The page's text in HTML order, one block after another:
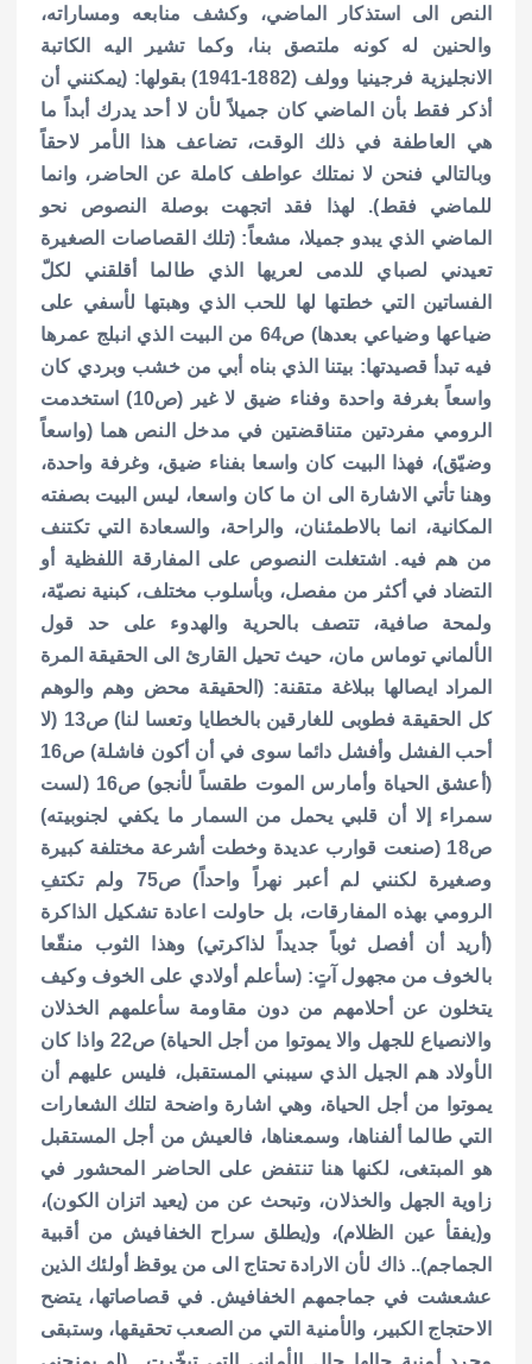
النص الى استذكار الماضي، وكشف منابعه ومساراته،
والحنين له كونه ملتصق بنا، وكما تشير اليه الكاتبة
الانجليزية فرجينيا وولف (1882-1941) بقولها: (يمكنني أن
أذكر فقط بأن الماضي كان جميلاً لأن لا أحد يدرك أبداً ما
هي العاطفة في ذلك الوقت، تضاعف هذا الأمر لاحقاً
وبالتالي فنحن لا نمتلك عواطف كاملة عن الحاضر، وانما
للماضي فقط). لهذا فقد اتجهت بوصلة النصوص نحو
الماضي الذي يبدو جميلا، مشعاً: (تلك القصاصات الصغيرة
تعيدني لصباي للدمى لعريها الذي طالما أقلقني لكلّ
الفساتين التي خطتها لها للحب الذي وهبتها لأسفي على
ضياعها وضياعي بعدها) ص64 من البيت الذي انبلج عمرها
فيه تبدأ قصيدتها: بيتنا الذي بناه أبي من خشب وبردي كان
واسعاً بغرفة واحدة وفناء ضيق لا غير (ص10) استخدمت
الرومي مفردتين متناقضتين في مدخل النص هما (واسعاً
وضيّق)، فهذا البيت كان واسعا بفناء ضيق، وغرفة واحدة،
وهنا تأتي الاشارة الى ان ما كان واسعا، ليس البيت بصفته
المكانية، انما بالاطمئنان، والراحة، والسعادة التي تكتنف
من هم فيه. اشتغلت النصوص على المفارقة اللفظية أو
التضاد في أكثر من مفصل، وبأسلوب مختلف، كبنية نصيّة،
ولمحة صافية، تتصف بالحرية والهدوء على حد قول
الألماني توماس مان، حيث تحيل القارئ الى الحقيقة المرة
المراد ايصالها ببلاغة متقنة: (الحقيقة محض وهم والوهم
كل الحقيقة فطوبى للغارقين بالخطايا وتعسا لنا) ص13 (لا
أحب الفشل وأفشل دائما سوى في أن أكون فاشلة) ص16
(أعشق الحياة وأمارس الموت طقساً لأنجو) ص16 (لست
سمراء إلا أن قلبي يحمل من السمار ما يكفي لجنوبيته)
ص18 (صنعت قوارب عديدة وخطت أشرعة مختلفة كبيرة
وصغيرة لكنني لم أعبر نهراً واحداً) ص75 ولم تكتفِ
الرومي بهذه المفارقات، بل حاولت اعادة تشكيل الذاكرة
(أريد أن أفصل ثوباً جديداً لذاكرتي) وهذا الثوب منقّعا
بالخوف من مجهول آتٍ: (سأعلم أولادي على الخوف وكيف
يتخلون عن أحلامهم من دون مقاومة سأعلمهم الخذلان
والانصياع للجهل والا يموتوا من أجل الحياة) ص22 واذا كان
الأولاد هم الجيل الذي سيبني المستقبل، فليس عليهم أن
يموتوا من أجل الحياة، وهي اشارة واضحة لتلك الشعارات
التي طالما ألفناها، وسمعناها، فالعيش من أجل المستقبل
هو المبتغى، لكنها هنا تنتفض على الحاضر المحشور في
زاوية الجهل والخذلان، وتبحث عن من (يعيد اتزان الكون)،
و(يفقأ عين الظلام)، و(يطلق سراح الخفافيش من أقبية
الجماجم).. ذاك لأن الارادة تحتاج الى من يوقظ أولئك الذين
عشعشت في جماجمهم الخفافيش. في قصاصاتها، يتضح
الاحتجاج الكبير، والأمنية التي من الصعب تحقيقها، وستبقى